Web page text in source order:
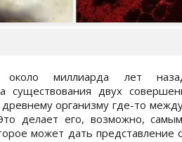
около миллиарда лет
существования двух
организму где-то
делает его, возможно,
может дать представление